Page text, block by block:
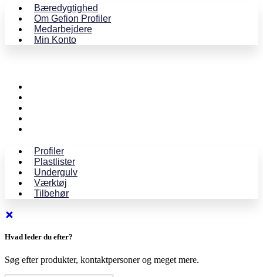
Bæredygtighed
Om Gefion Profiler
Medarbejdere
Min Konto
Profiler
Plastlister
Undergulv
Værktøj
Tilbehør
Hvad leder du efter?
Søg efter produkter, kontaktpersoner og meget mere.